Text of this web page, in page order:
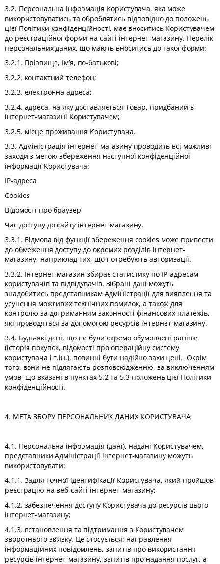
3.2. Персональна інформація Користувача, яка може
використовуватись та оброблятись відповідно до положень
цієї Політики конфіденційності, має вноситись Користувачем
до реєстраційної форми на сайті інтернет-магазину. Перелік
персональних даних, що мають вноситись до такої форми:
3.2.1. Прізвище, Ім’я, по-батькові;
3.2.2. контактний телефон;
3.2.3. електронна адреса;
3.2.4. адреса, на яку доставляється Товар, придбаний в
інтернет-магазині Користувачем;
3.2.5. місце проживання Користувача.
3.3. Адміністрація інтернет-магазину проводить всі можливі
заходи з метою збереження наступної конфіденційної
інформації Користувача:
IP-адреса
Cookies
Відомості про браузер
Час доступу до сайту інтернет-магазину.
3.3.1. Відмова від функції збереження cookies може привести
до обмеження доступу до окремих розділів інтернет-
магазину, наприклад тих, що потребують авторизації.
3.3.2. Інтернет-магазин збирає статистику по IP-адресам
користувачів та відвідувачів. Зібрані дані можуть
знадобитись представникам Адміністрації для виявлення та
усунення можливих технічних помилок, а також для
контролю за дотриманням законності фінансових платежів,
які проводяться за допомогою ресурсів інтернет-магазину.
3.4. Будь-які дані, що не були окремо обумовлені раніше
(історія покупок, відомості про операційну систему
користувача і т.ін.), повинні бути надійно захищені. Окрім
того, вони не підлягають розповсюдженню, за виключенням
умов, що вказані в пунктах 5.2 та 5.3 положень цієї Політики
конфіденційності.
4. МЕТА ЗБОРУ ПЕРСОНАЛЬНИХ ДАНИХ КОРИСТУВАЧА
4.1. Персональна інформація (дані), надані Користувачем,
представники Адміністрації інтернет-магазину можуть
використовувати:
4.1.1. Задля точної ідентифікації Користувача, який пройшов
реєстрацію на веб-сайті інтернет-магазину;
4.1.2. забезпечення доступу Користувача до ресурсів цього
інтернет-магазину;
4.1.3. встановлення та підтримання з Користувачем
зворотнього зв’язку. Це стосується: направлення
інформаційних повідомлень, запитів про використання
ресурсів інтернет-магазину, запитів про надання послуг, а